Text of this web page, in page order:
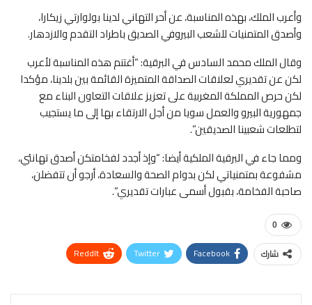
وأعرب الملك، بهذه المناسبة، عن أحر التهاني لدينا بولوارتي زيكارا،
وأصدق المتمنيات للشعب البيروفي الصديق باطراد التقدم والازدهار.
وقال الملك محمد السادس في البرقية: “أغتنم هذه المناسبة لأعرب
لكن عن تقديري لعلاقات الصداقة المتميزة القائمة بين بلدينا، مؤكدا
لكن حرص المملكة المغربية على تعزيز علاقات التعاون البناء مع
جمهورية البيرو والعمل سويا من أجل الارتقاء بها إلى ما يستجيب
لتطلعات شعبينا الصديقين”.
ومما جاء في البرقية الملكية أيضا: “وإذ أجدد لفخامتكن أصدق تهانئي،
مشفوعة بمتمنياتي لكن بدوام الصحة والسعادة، أرجو أن تتفضلن،
صاحبة الفخامة، بقبول أسمى عبارات تقديري”.
0
شارك Facebook
Twitter
ReddIt